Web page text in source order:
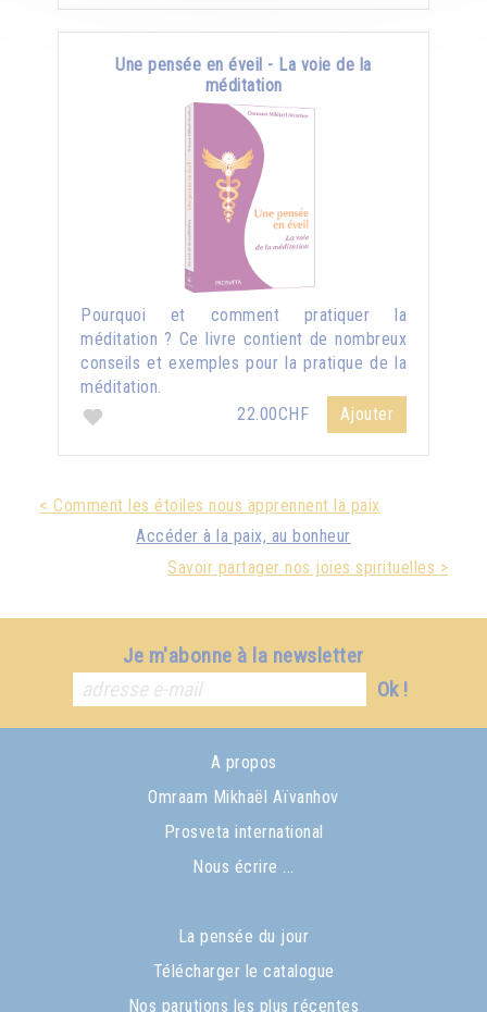
Une pensée en éveil - La voie de la
méditation
Pourquoi et comment pratiquer la
méditation ? Ce livre contient de nombreux
conseils et exemples pour la pratique de la
méditation.
22.00CHF
Ajouter
< Comment les étoiles nous apprennent la paix
Accéder à la paix, au bonheur
Savoir partager nos joies spirituelles >
Je m'abonne à la newsletter
Ok !
A propos
Omraam Mikhaël Aïvanhov
Prosveta international
Nous écrire ...
La pensée du jour
Télécharger le catalogue
Nos parutions les plus récentes